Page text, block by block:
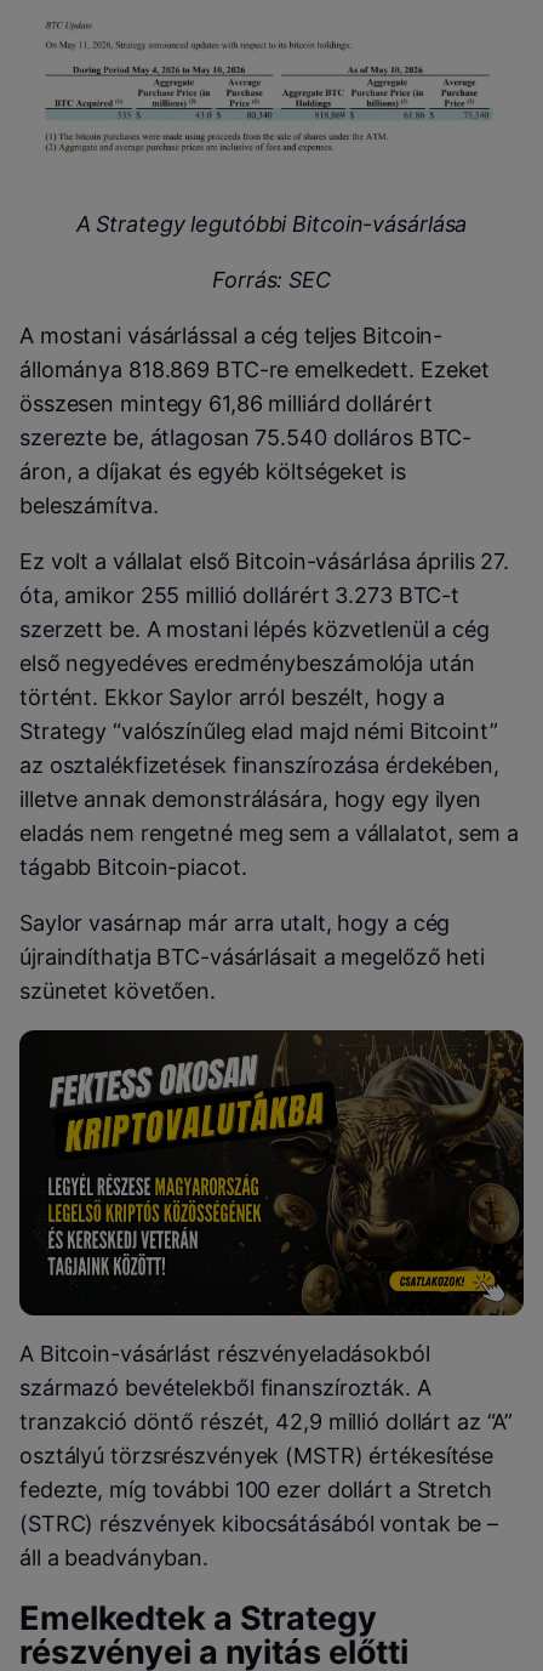
A Strategy legutóbbi Bitcoin-vásárlása
Forrás: SEC
A mostani vásárlással a cég teljes Bitcoin-
állománya 818.869 BTC-re emelkedett. Ezeket
összesen mintegy 61,86 milliárd dollárért
szerezte be, átlagosan 75.540 dolláros BTC-
áron, a díjakat és egyéb költségeket is
beleszámítva.
Ez volt a vállalat első Bitcoin-vásárlása április 27.
óta, amikor 255 millió dollárért 3.273 BTC-t
szerzett be. A mostani lépés közvetlenül a cég
első negyedéves eredménybeszámolója után
történt. Ekkor Saylor arról beszélt, hogy a
Strategy “valószínűleg elad majd némi Bitcoint”
az osztalékfizetések finanszírozása érdekében,
illetve annak demonstrálására, hogy egy ilyen
eladás nem rengetné meg sem a vállalatot, sem a
tágabb Bitcoin-piacot.
Saylor vasárnap már arra utalt, hogy a cég
újraindíthatja BTC-vásárlásait a megelőző heti
szünetet követően.
A Bitcoin-vásárlást részvényeladásokból
származó bevételekből finanszírozták. A
tranzakció döntő részét, 42,9 millió dollárt az “A”
osztályú törzsrészvények (MSTR) értékesítése
fedezte, míg további 100 ezer dollárt a Stretch
(STRC) részvények kibocsátásából vontak be –
áll a beadványban.
Emelkedtek a Strategy
részvényei a nyitás előtti